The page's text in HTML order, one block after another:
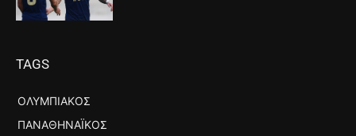
TAGS
ΟΛΥΜΠΙΑΚΌΣ
ΠΑΝΑΘΗΝΑΪΚΌΣ